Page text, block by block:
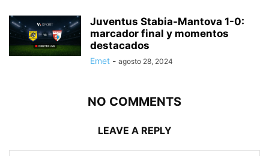
Juventus Stabia-Mantova 1-0:
marcador final y momentos
destacados
Emet - agosto 28, 2024
NO COMMENTS
LEAVE A REPLY